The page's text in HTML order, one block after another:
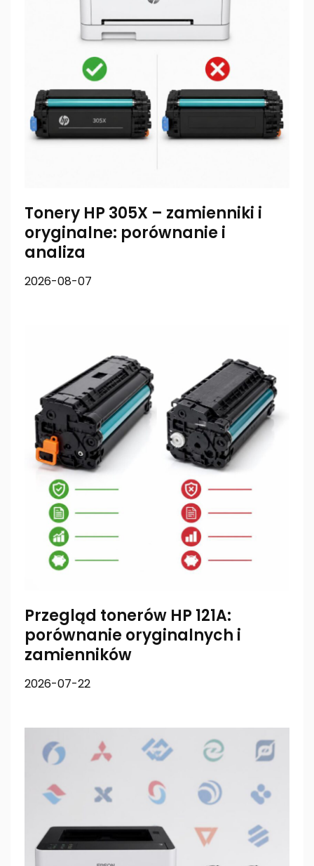
Tonery HP 305X – zamienniki i
oryginalne: porównanie i
analiza
2026-08-07
Przegląd tonerów HP 121A:
porównanie oryginalnych i
zamienników
2026-07-22